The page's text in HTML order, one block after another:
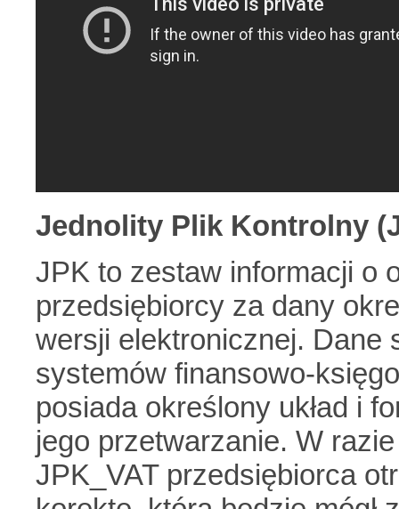
Jednolity Plik Kontrolny
JPK to zestaw informacji o
przedsiębiorcy za dany
wersji elektronicznej. Dane
systemów finansowo-
posiada określony układ i
jego przetwarzanie. W
JPK_VAT przedsiębiorca